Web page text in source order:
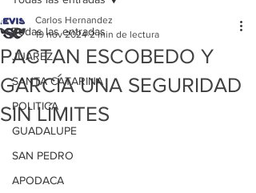
Todas las entradas
JUAREZ
SANTA CATARINA
POLITICA
GUADALUPE
SAN PEDRO
APODACA
PACTAN ESCOBEDO Y
GARCÍA UNA SEGURIDAD
SIN LÍMITES
Carlos Hernandez
19 nov 2024 2 min de lectura